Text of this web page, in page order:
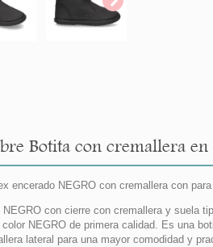
Botita con cremallera en
encerado NEGRO con cremallera con
con cierre con cremallera y suela
NEGRO de primera calidad. Es una
lateral para una mayor comodidad y